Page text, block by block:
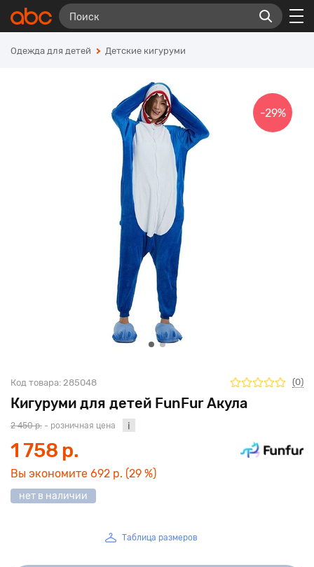
Одежда для детей Детские кигуруми
Кигуруми для детей FunFur Акула
Код товара: 285048 (0)
-29%
2 450 р. - розничная цена
1 758 р.
Вы экономите 692 р. (29 %)
нет в наличии
Таблица размеров